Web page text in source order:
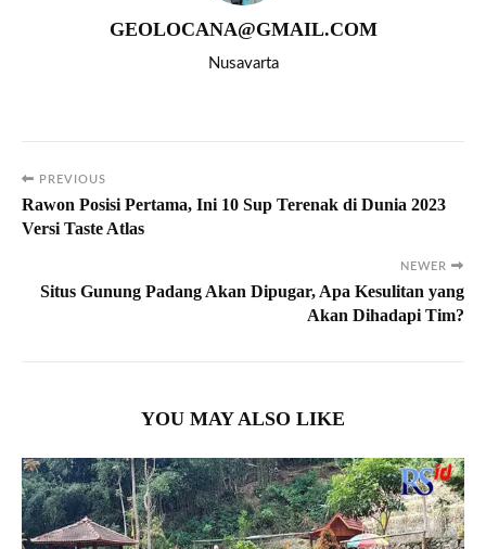
GEOLOCANA@GMAIL.COM
Nusavarta
PREVIOUS
Rawon Posisi Pertama, Ini 10 Sup Terenak di Dunia 2023
Versi Taste Atlas
NEWER
Situs Gunung Padang Akan Dipugar, Apa Kesulitan yang
Akan Dihadapi Tim?
YOU MAY ALSO LIKE